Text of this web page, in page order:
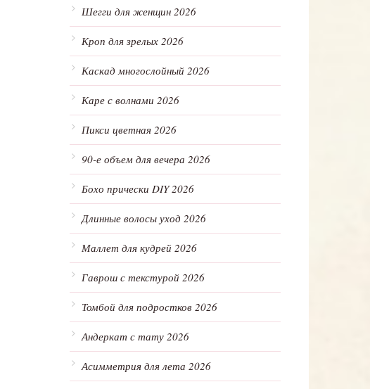
Шегги для женщин 2026
Кроп для зрелых 2026
Каскад многослойный 2026
Каре с волнами 2026
Пикси цветная 2026
90-е объем для вечера 2026
Бохо прически DIY 2026
Длинные волосы уход 2026
Маллет для кудрей 2026
Гаврош с текстурой 2026
Томбой для подростков 2026
Андеркат с тату 2026
Асимметрия для лета 2026